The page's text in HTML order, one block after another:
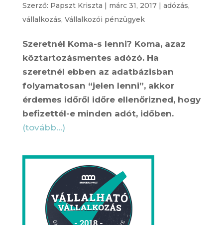
Szerző: Papszt Kriszta | márc 31, 2017| adózás,
vállalkozás, Vállalkozói pénzügyek
Szeretnél Koma-s lenni? Koma, azaz
köztartozásmentes adózó. Ha
szeretnél ebben az adatbázisban
folyamatosan “jelen lenni”, akkor
érdemes időről időre ellenőrizned, hogy
befizettél-e minden adót, időben.
(tovább…)